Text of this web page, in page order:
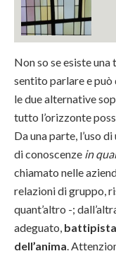
Non so se esiste una
sentito parlare e può
le due alternative
tutto l’orizzonte
Da una parte, l’uso
di conoscenze in
chiamato nelle
relazioni di gruppo,
quant’altro -;
adeguato, battipista
dell’anima .